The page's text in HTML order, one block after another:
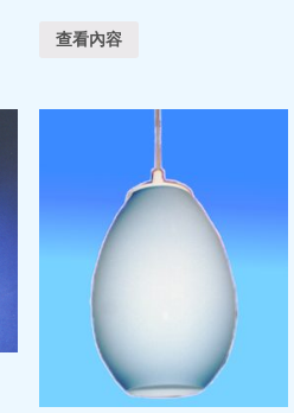
查看內容